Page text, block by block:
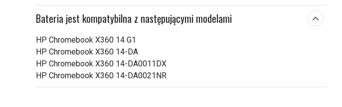
Bateria jest kompatybilna z następującymi modelami
HP Chromebook X360 14 G1
HP Chromebook X360 14-DA
HP Chromebook X360 14-DA0011DX
HP Chromebook X360 14-DA0021NR